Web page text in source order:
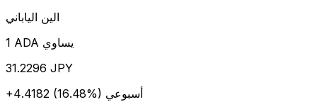
الين الياباني
1 ADA يساوي
31.2296 JPY
+4.4182 (16.48%) أسبوعي